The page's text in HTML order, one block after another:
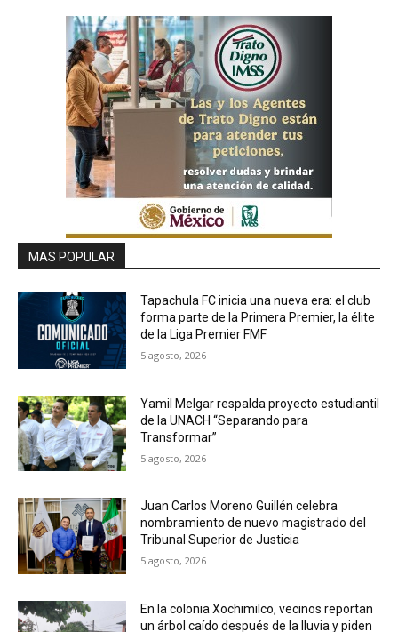
MAS POPULAR
Tapachula FC inicia una nueva era: el club
forma parte de la Primera Premier, la élite
de la Liga Premier FMF
5 agosto, 2026
Yamil Melgar respalda proyecto estudiantil
de la UNACH “Separando para
Transformar”
5 agosto, 2026
Juan Carlos Moreno Guillén celebra
nombramiento de nuevo magistrado del
Tribunal Superior de Justicia
5 agosto, 2026
En la colonia Xochimilco, vecinos reportan
un árbol caído después de la lluvia y piden